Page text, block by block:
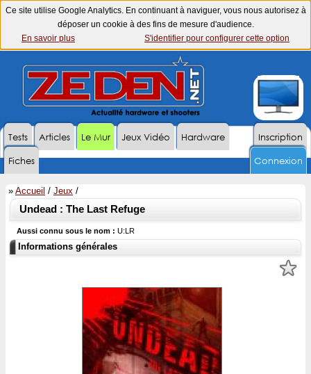
Ce site utilise Google Analytics. En continuant à naviguer, vous nous autorisez à
déposer un cookie à des fins de mesure d'audience.
En savoir plus
S'identifier pour configurer cette option
Inscription
Tests Articles Le Mur Jeux Vidéo
Hardware
Fiches
Connexion
» Accueil / Jeux /
Undead : The Last Refuge
Aussi connu sous le nom : U:LR
Informations générales